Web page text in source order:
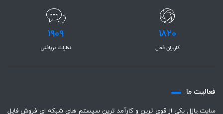
1820
کاربران فعال
1909
نظرات دریافتی
فعاليت ما
سايت پازل يكي از قوي ترين و كارآمد ترين سيستم هاي شبكه اي فروش فايل